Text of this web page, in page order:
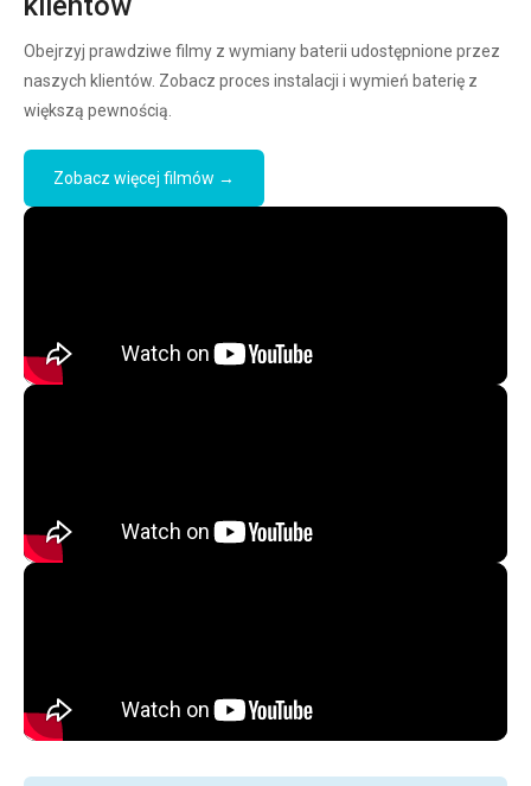
Obejrzyj prawdziwe filmy z wymiany baterii udostępnione przez
naszych klientów. Zobacz proces instalacji i wymień baterię z
większą pewnością.
Zobacz więcej filmów →